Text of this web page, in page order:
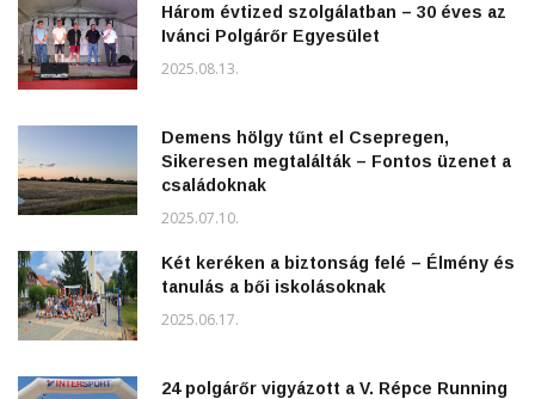
Három évtized szolgálatban – 30 éves az
Ivánci Polgárőr Egyesület
2025.08.13.
Demens hölgy tűnt el Csepregen,
Sikeresen megtalálták – Fontos üzenet a
családoknak
2025.07.10.
Két keréken a biztonság felé – Élmény és
tanulás a bői iskolásoknak
2025.06.17.
24 polgárőr vigyázott a V. Répce Running